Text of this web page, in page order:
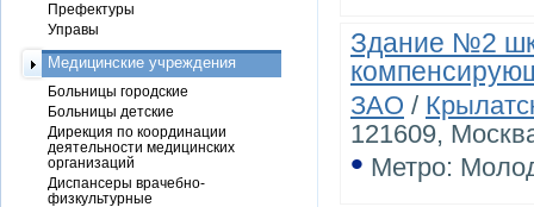
Здание №2
ЗАО /
121609,
• Метро:
Префектуры
Управы
Медицинские учреждения
Больницы городские
Больницы детские
Дирекция по координации
деятельности медицинских
организаций
Диспансеры врачебно-
физкультурные